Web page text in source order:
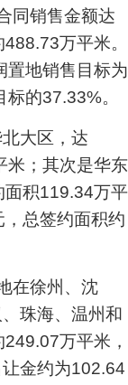
销售金额达
万平米。
置地销售目标为
的37.33%。
大区，达
米；其次是华东
面积119.34万平
总签约面积约
在徐州、沈
珠海、温州和
万平米，
金约为102.64